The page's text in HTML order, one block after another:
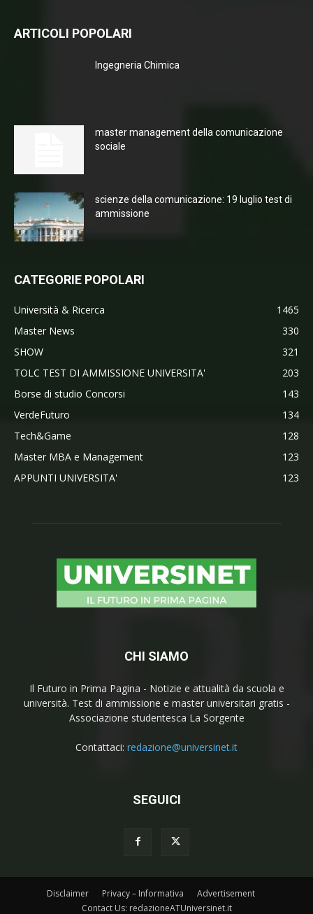
ARTICOLI POPOLARI
Ingegneria Chimica
master management della comunicazione
sociale
scienze della comunicazione: 19 luglio test di
ammissione
CATEGORIE POPOLARI
Università & Ricerca
1465
Master News
330
SHOW
321
TOLC TEST DI AMMISSIONE UNIVERSITA'
203
Borse di studio Concorsi
143
VerdeFuturo
134
Tech&Game
128
Master MBA e Management
123
APPUNTI UNIVERSITA'
123
CHI SIAMO
Il Futuro in Prima Pagina - Notizie e attualità da scuola e
università. Test di ammissione e master universitari gratis -
Associazione studentesca La Sorgente
Contattaci: redazione@universinet.it
SEGUICI
Disclaimer Privacy – Informativa
Advertisement
Contact Us: redazioneATUniversinet.it